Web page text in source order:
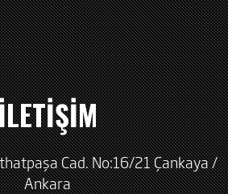
Cad. No:16/21 Çankaya /
Ankara